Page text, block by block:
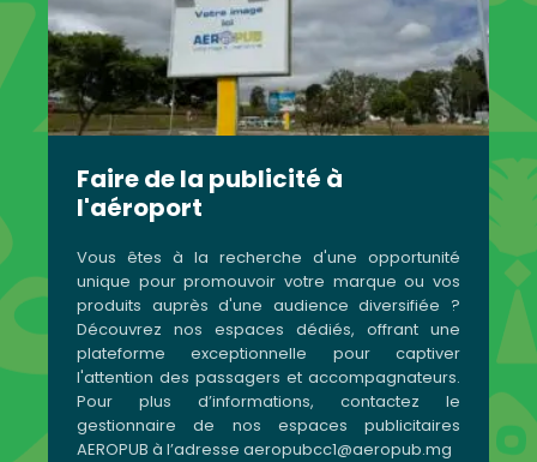
Faire de la publicité à
l'aéroport
Vous êtes à la recherche d'une opportunité
unique pour promouvoir votre marque ou vos
produits auprès d'une audience diversifiée ?
Découvrez nos espaces dédiés, offrant une
plateforme exceptionnelle pour captiver
l'attention des passagers et accompagnateurs.
Pour plus d’informations, contactez le
gestionnaire de nos espaces publicitaires
AEROPUB à l’adresse aeropubcc1@aeropub.mg